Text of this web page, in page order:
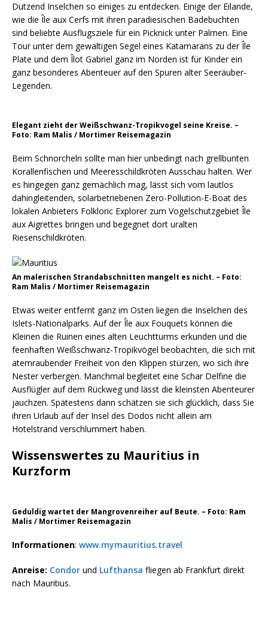
Dutzend Inselchen so einiges zu entdecken. Einige der Eilande,
wie die Île aux Cerfs mit ihren paradiesischen Badebuchten
sind beliebte Ausflugsziele für ein Picknick unter Palmen. Eine
Tour unter dem gewaltigen Segel eines Katamarans zu der Île
Plate und dem Îlot Gabriel ganz im Norden ist für Kinder ein
ganz besonderes Abenteuer auf den Spuren alter Seeräuber-
Legenden.
Elegant zieht der Weißschwanz-Tropikvogel seine Kreise. –
Foto: Ram Malis / Mortimer Reisemagazin
Beim Schnorcheln sollte man hier unbedingt nach grellbunten
Korallenfischen und Meeresschildkröten Ausschau halten. Wer
es hingegen ganz gemächlich mag, lässt sich vom lautlos
dahingleitenden, solarbetriebenen Zero-Pollution-E-Boat des
lokalen Anbieters Folkloric Explorer zum Vogelschutzgebiet Île
aux Aigrettes bringen und begegnet dort uralten
Riesenschildkröten.
An malerischen Strandabschnitten mangelt es nicht. – Foto:
Ram Malis / Mortimer Reisemagazin
Etwas weiter entfernt ganz im Osten liegen die Inselchen des
Islets-Nationalparks. Auf der Île aux Fouquets können die
Kleinen die Ruinen eines alten Leuchtturms erkunden und die
feenhaften Weißschwanz-Tropikvögel beobachten, die sich mit
atemraubender Freiheit von den Klippen stürzen, wo sich ihre
Nester verbergen. Manchmal begleitet eine Schar Delfine die
Ausflügler auf dem Rückweg und lässt die kleinsten Abenteurer
jauchzen. Spätestens dann schätzen sie sich glücklich, dass Sie
ihren Urlaub auf der Insel des Dodos nicht allein am
Hotelstrand verschlummert haben.
Wissenswertes zu Mauritius in
Kurzform
Geduldig wartet der Mangrovenreiher auf Beute. – Foto: Ram
Malis / Mortimer Reisemagazin
Informationen: www.mymauritius.travel
Anreise: Condor und Lufthansa fliegen ab Frankfurt direkt
nach Mauritius.